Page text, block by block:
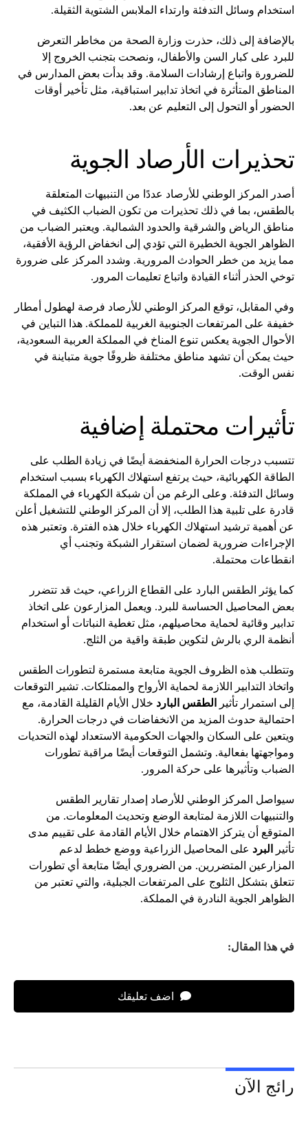
استخدام وسائل التدفئة وارتداء الملابس الشتوية الثقيلة.
بالإضافة إلى ذلك، حذرت وزارة الصحة من مخاطر التعرض
للبرد على كبار السن والأطفال، ونصحت بتجنب الخروج إلا
للضرورة واتباع إرشادات السلامة. وقد بدأت بعض المدارس في
المناطق المتأثرة في اتخاذ تدابير استباقية، مثل تأخير أوقات
الحضور أو التحول إلى التعليم عن بعد.
تحذيرات الأرصاد الجوية
أصدر المركز الوطني للأرصاد عددًا من التنبيهات المتعلقة
بالطقس، بما في ذلك تحذيرات من تكون الضباب الكثيف في
مناطق الرياض والشرقية والحدود الشمالية. ويعتبر الضباب من
الظواهر الجوية الخطيرة التي تؤدي إلى انخفاض الرؤية الأفقية،
مما يزيد من خطر الحوادث المرورية. وشدد المركز على ضرورة
توخي الحذر أثناء القيادة واتباع تعليمات المرور.
وفي المقابل، توقع المركز الوطني للأرصاد فرصة لهطول أمطار
خفيفة على المرتفعات الجنوبية الغربية للمملكة. هذا التباين في
الأحوال الجوية يعكس تنوع المناخ في المملكة العربية السعودية،
حيث يمكن أن تشهد مناطق مختلفة ظروفًا جوية متباينة في
نفس الوقت.
تأثيرات محتملة إضافية
تتسبب درجات الحرارة المنخفضة أيضًا في زيادة الطلب على
الطاقة الكهربائية، حيث يرتفع استهلاك الكهرباء بسبب استخدام
وسائل التدفئة. وعلى الرغم من أن شبكة الكهرباء في المملكة
قادرة على تلبية هذا الطلب، إلا أن المركز الوطني للتشغيل أعلن
عن أهمية ترشيد استهلاك الكهرباء خلال هذه الفترة. وتعتبر هذه
الإجراءات ضرورية لضمان استقرار الشبكة وتجنب أي
انقطاعات محتملة.
كما يؤثر الطقس البارد على القطاع الزراعي، حيث قد تتضرر
بعض المحاصيل الحساسة للبرد. ويعمل المزارعون على اتخاذ
تدابير وقائية لحماية محاصيلهم، مثل تغطية النباتات أو استخدام
أنظمة الري بالرش لتكوين طبقة واقية من الثلج.
وتتطلب هذه الظروف الجوية متابعة مستمرة لتطورات الطقس
واتخاذ التدابير اللازمة لحماية الأرواح والممتلكات. تشير التوقعات
إلى استمرار تأثير
الطقس البارد خلال الأيام القليلة القادمة، مع
احتمالية حدوث المزيد من الانخفاضات في درجات الحرارة.
ويتعين على السكان والجهات الحكومية الاستعداد لهذه التحديات
ومواجهتها بفعالية. وتشمل التوقعات أيضًا مراقبة تطورات
الضباب وتأثيرها على حركة المرور.
سيواصل المركز الوطني للأرصاد إصدار تقارير الطقس
والتنبيهات اللازمة لمتابعة الوضع وتحديث المعلومات. من
المتوقع أن يتركز الاهتمام خلال الأيام القادمة على تقييم مدى
تأثير
البرد على المحاصيل الزراعية ووضع خطط لدعم
المزارعين المتضررين. من الضروري أيضًا متابعة أي تطورات
تتعلق بتشكل الثلوج على المرتفعات الجبلية، والتي تعتبر من
الظواهر الجوية النادرة في المملكة.
في هذا المقال:
اضف تعليقك
رائج الآن